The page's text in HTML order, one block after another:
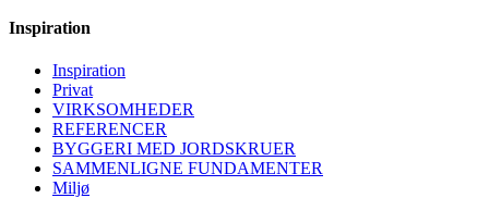
Inspiration
Inspiration
Privat
VIRKSOMHEDER
REFERENCER
BYGGERI MED JORDSKRUER
SAMMENLIGNE FUNDAMENTER
Miljø